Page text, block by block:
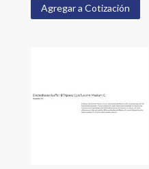
Agregar a Cotización